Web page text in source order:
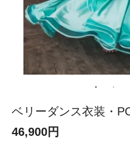
ベリーダンス衣装・
46,900円